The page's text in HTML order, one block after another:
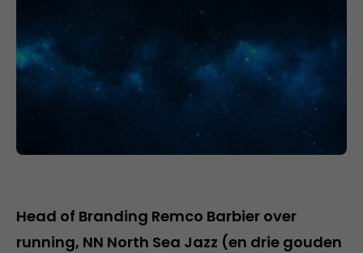
Head of Branding Remco Barbier over
running, NN North Sea Jazz (en drie gouden